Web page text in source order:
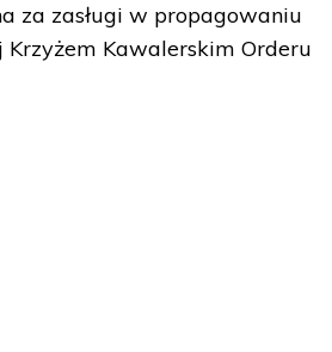
za zasługi w propagowaniu
Kawalerskim Orderu